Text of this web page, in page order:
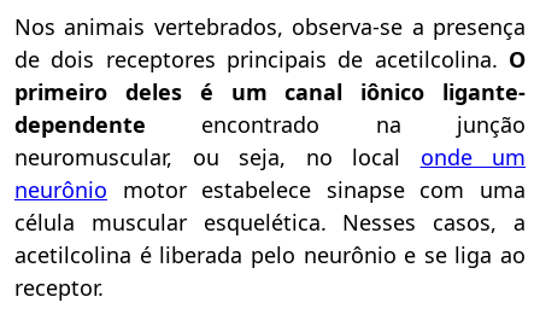
Nos animais vertebrados, observa-se a presença
de dois receptores principais de acetilcolina. O
primeiro deles é um canal iônico ligante-
dependente encontrado na junção
neuromuscular, ou seja, no local onde um
neurônio motor estabelece sinapse com uma
célula muscular esquelética. Nesses casos, a
acetilcolina é liberada pelo neurônio e se liga ao
receptor.